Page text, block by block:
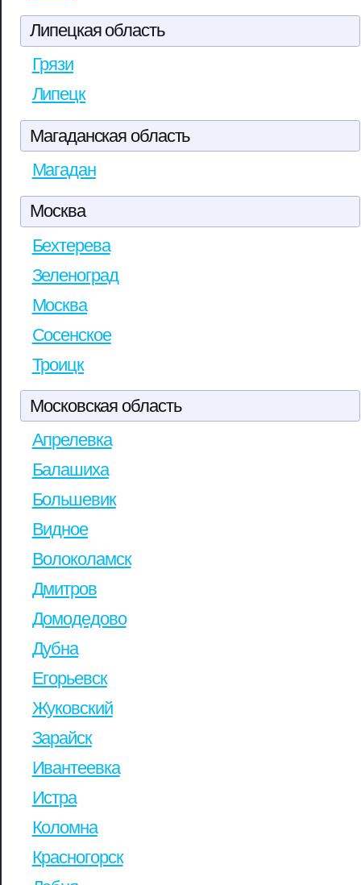
Липецкая область
Грязи
Липецк
Магаданская область
Магадан
Москва
Бехтерева
Зеленоград
Москва
Сосенское
Троицк
Московская область
Апрелевка
Балашиха
Большевик
Видное
Волоколамск
Дмитров
Домодедово
Дубна
Егорьевск
Жуковский
Зарайск
Ивантеевка
Истра
Коломна
Красногорск